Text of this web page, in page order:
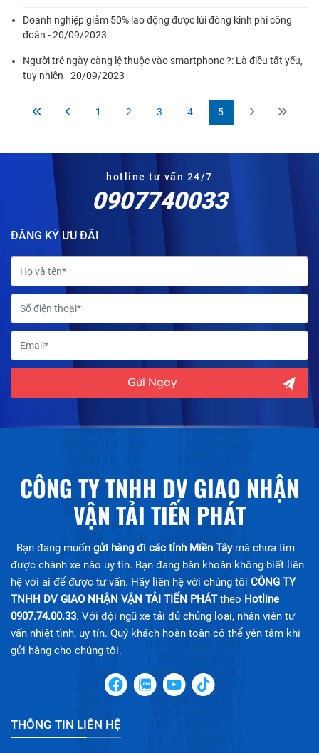
Doanh nghiệp giảm 50% lao động được lùi đóng kinh phí công
đoàn - 20/09/2023
Người trẻ ngày càng lệ thuộc vào smartphone ?: Là điều tất yếu,
tuy nhiên - 20/09/2023
1 2 3 4 5
hotline tư vấn 24/7
0907740033
ĐĂNG KÝ ƯU ĐÃI
Gửi Ngay
CÔNG TY TNHH DV GIAO NHẬN
VẬN TẢI TIẾN PHÁT
Bạn đang muốn gửi hàng đi các tỉnh Miền Tâymà chưa tìm
được chành xe nào uy tín. Bạn đang băn khoăn không biết liên
hệ với ai để được tư vấn. Hãy liên hệ với chúng tôi CÔNG TY
TNHH DV GIAO NHẬN VẬN TẢI TIẾN PHÁTtheo Hotline
0907.74.00.33. Với đội ngũ xe tải đủ chủng loại, nhân viên tư
vấn nhiệt tình, uy tín. Quý khách hoàn toàn có thể yên tâm khi
gửi hàng cho chúng tôi.
THÔNG TIN LIÊN HỆ